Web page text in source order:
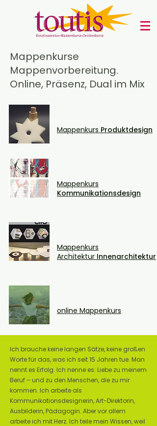
Mappenkurse
Mappenvorbereitung.
Online, Präsenz, Dual im Mix
Mappenkurs Produktdesign
Mappenkurs
Kommunikationsdesign
Mappenkurs
Architektur Innenarchitektur
online Mappenkurs
Ich brauche keine langen Sätze, keine großen
Worte für das, was ich seit 15 Jahren tue. Man
nennt es Erfolg. Ich nenne es: Liebe zu meinem
Beruf – und zu den Menschen, die zu mir
kommen. Ich arbeite als
Kommunikationsdesignerin, Art-Direktorin,
Ausbilderin, Pädagogin. Aber vor allem
arbeite ich mit Herz. Ich teile mein Wissen, weil